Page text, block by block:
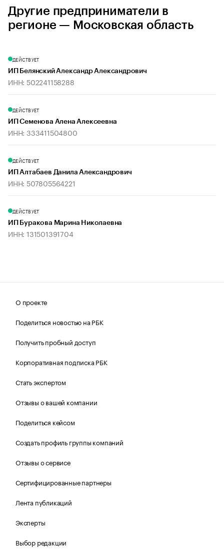
Другие предприниматели в
регионе — Московская область
ДЕЙСТВУЕТ
ИП Белянский Александр Александрович
ИНН: 502241158288
ДЕЙСТВУЕТ
ИП Семенова Алена Алексеевна
ИНН: 333411504800
ДЕЙСТВУЕТ
ИП Алтабаев Данила Александрович
ИНН: 507805564221
ДЕЙСТВУЕТ
ИП Буракова Марина Николаевна
ИНН: 131501391704
О проекте
Поделиться новостью на РБК
Получить пробный доступ
Корпоративная подписка РБК
Стать экспертом
Отзывы о вашей компании
Поделиться кейсом
Создать профиль группы компаний
Отзывы о сервисе
Сертифицированные партнеры
Лента публикаций
Эксперты
Выбор редакции